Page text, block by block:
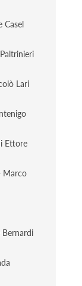
Casel
Lari
Ettore
Marco